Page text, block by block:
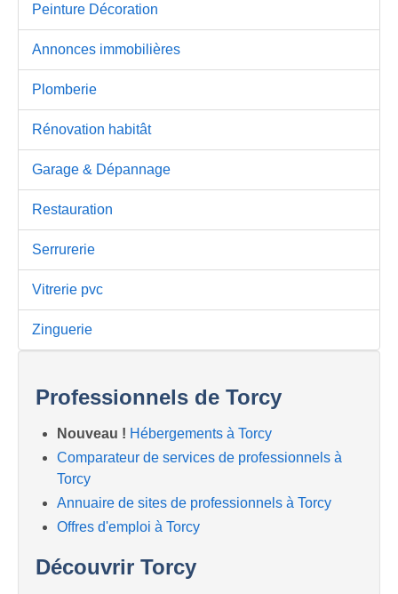
Peinture Décoration
Annonces immobilières
Plomberie
Rénovation habitât
Garage & Dépannage
Restauration
Serrurerie
Vitrerie pvc
Zinguerie
Professionnels de Torcy
Nouveau ! Hébergements à Torcy
Comparateur de services de professionnels à
Torcy
Annuaire de sites de professionnels à Torcy
Offres d'emploi à Torcy
Découvrir Torcy